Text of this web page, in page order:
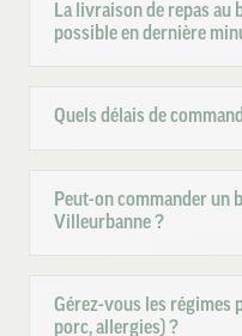
La livraison de repas au
possible en dernière
Quels délais de
Peut-on commander un
Villeurbanne ?
Gérez-vous les régimes
porc, allergies) ?